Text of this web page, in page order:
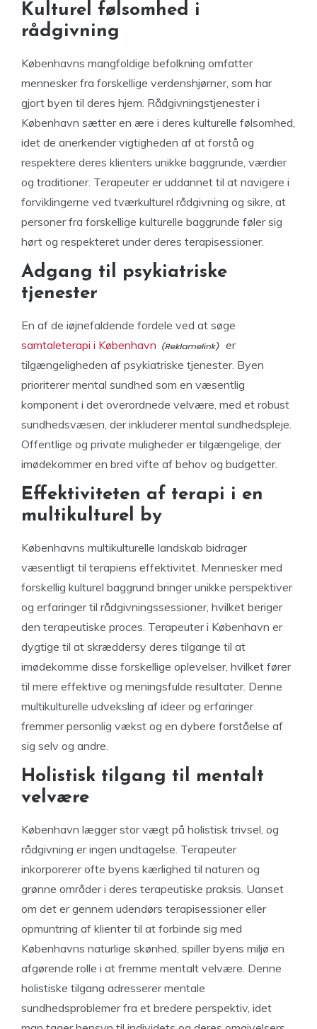
Kulturel følsomhed i
rådgivning
Københavns mangfoldige befolkning omfatter
mennesker fra forskellige verdenshjørner, som har
gjort byen til deres hjem. Rådgivningstjenester i
København sætter en ære i deres kulturelle følsomhed,
idet de anerkender vigtigheden af ​​at forstå og
respektere deres klienters unikke baggrunde, værdier
og traditioner. Terapeuter er uddannet til at navigere i
forviklingerne ved tværkulturel rådgivning og sikre, at
personer fra forskellige kulturelle baggrunde føler sig
hørt og respekteret under deres terapisessioner.
Adgang til psykiatriske
tjenester
En af de iøjnefaldende fordele ved at søge
samtaleterapi i København
er
tilgængeligheden af ​​psykiatriske tjenester. Byen
prioriterer mental sundhed som en væsentlig
komponent i det overordnede velvære, med et robust
sundhedsvæsen, der inkluderer mental sundhedspleje.
Offentlige og private muligheder er tilgængelige, der
imødekommer en bred vifte af behov og budgetter.
Effektiviteten af ​​terapi i en
multikulturel by
Københavns multikulturelle landskab bidrager
væsentligt til terapiens effektivitet. Mennesker med
forskellig kulturel baggrund bringer unikke perspektiver
og erfaringer til rådgivningssessioner, hvilket beriger
den terapeutiske proces. Terapeuter i København er
dygtige til at skræddersy deres tilgange til at
imødekomme disse forskellige oplevelser, hvilket fører
til mere effektive og meningsfulde resultater. Denne
multikulturelle udveksling af ideer og erfaringer
fremmer personlig vækst og en dybere forståelse af
sig selv og andre.
Holistisk tilgang til mentalt
velvære
København lægger stor vægt på holistisk trivsel, og
rådgivning er ingen undtagelse. Terapeuter
inkorporerer ofte byens kærlighed til naturen og
grønne områder i deres terapeutiske praksis. Uanset
om det er gennem udendørs terapisessioner eller
opmuntring af klienter til at forbinde sig med
Københavns naturlige skønhed, spiller byens miljø en
afgørende rolle i at fremme mentalt velvære. Denne
holistiske tilgang adresserer mentale
sundhedsproblemer fra et bredere perspektiv, idet